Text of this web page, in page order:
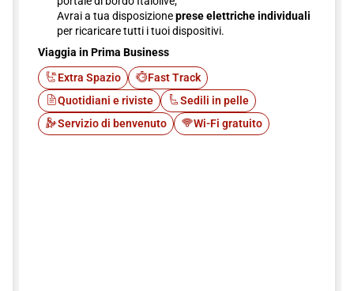
Avrai a tua disposizioneprese elettriche individuali
per ricaricare tutti i tuoi dispositivi.
Viaggia in Prima Business
Extra Spazio
Fast Track
Quotidiani e riviste
Sedili in pelle
Servizio di benvenuto
Wi-Fi gratuito